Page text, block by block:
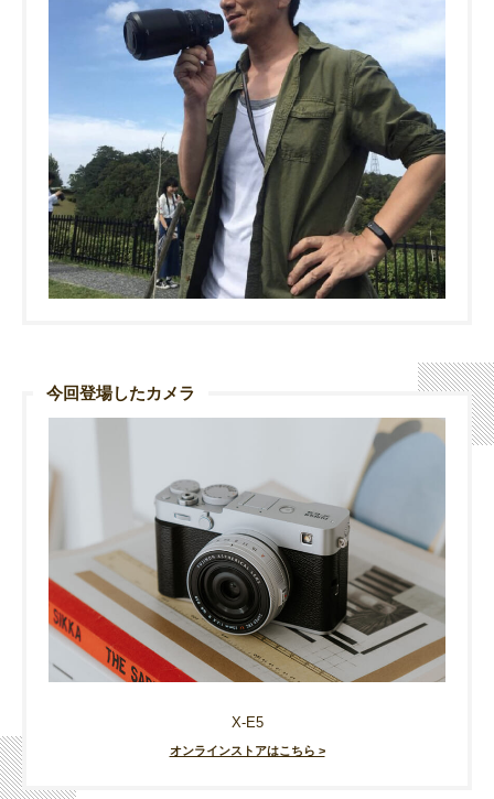
今回登場したカメラ
X-E5
オンラインストアはこちら >